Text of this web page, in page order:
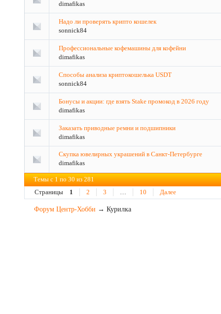
dimafikas
Надо ли проверять крипто кошелек
sonnick84
Профессиональные кофемашины для кофейни
dimafikas
Способы анализа криптокошелька USDT
sonnick84
Бонусы и акции: где взять Stake промокод в 2026 году
dimafikas
Заказать приводные ремни и подшипники
dimafikas
Скупка ювелирных украшений в Санкт-Петербурге
dimafikas
Темы с 1 по 30 из 281
Страницы
1 2 3 … 10 Далее
Форум Центр-Хобби → Курилка